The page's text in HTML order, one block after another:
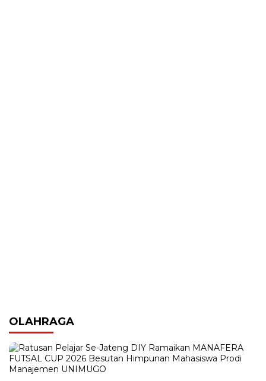
OLAHRAGA